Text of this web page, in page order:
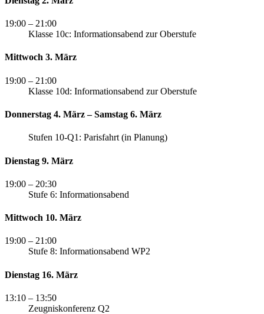
19:00 – 21:00
Klasse 10c: Informationsabend zur Oberstufe
Mittwoch 3. März
19:00 – 21:00
Klasse 10d: Informationsabend zur Oberstufe
Donnerstag 4. März – Samstag 6. März
Stufen 10-Q1: Parisfahrt (in Planung)
Dienstag 9. März
19:00 – 20:30
Stufe 6: Informationsabend
Mittwoch 10. März
19:00 – 21:00
Stufe 8: Informationsabend WP2
Dienstag 16. März
13:10 – 13:50
Zeugniskonferenz Q2